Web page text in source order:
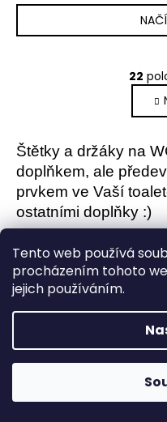
Tento web používá
procházením tohoto
jejich používáním.
22
Štětky a držáky na
doplňkem, ale
prvkem ve Vaší
ostatními doplňky :)
á
a
Odebírat
Nezmeškejte žádné